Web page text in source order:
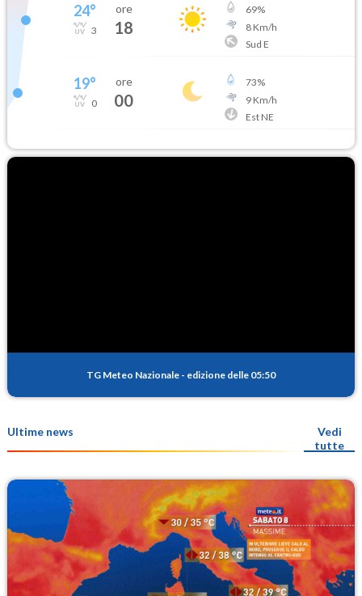
24°
3
ore
18
69%
8Km/h
Sud E
19°
0
ore
00
73%
9Km/h
Est NE
TG Meteo Nazionale - edizione delle 05:50
Ultime news
Vedi
tutte